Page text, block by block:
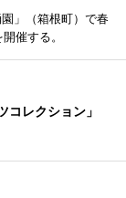
」（箱根町）で春
催する。
コレクション」